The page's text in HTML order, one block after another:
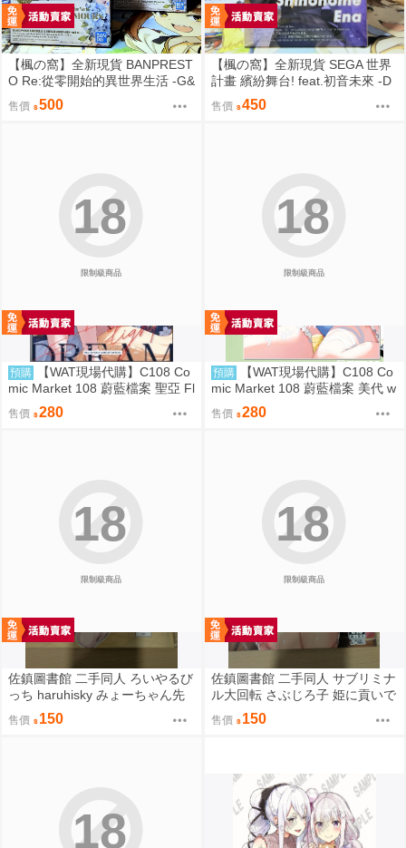
【楓の窩】全新現貨 BANPREST
O Re:從零開始的異世界生活 -G&
G- 雷姆 女僕ver.【日版】
售價 500
【楓の窩】全新現貨 SEGA 世界
計畫 繽紛舞台! feat.初音未來 -D
×D- 東雲繪名【日版】
售價 450
限制級商品
18
預購
【WAT現場代購】C108 Co
mic Market 108 蔚藍檔案 聖亞 Fl
oating Light
售價 280
限制級商品
18
預購
【WAT現場代購】C108 Co
mic Market 108 蔚藍檔案 美代 w
ild summer
售價 280
限制級商品
18
佐鎮圖書館 二手同人 ろいやるび
っち haruhisky みょーちゃん先
生かくパコりき 3 小美老師如是
說
售價 150
限制級商品
18
佐鎮圖書館 二手同人 サブリミナ
ル大回転 さぶじろ子 姫に貢いで
搾られたい! Fate FGO
售價 150
18